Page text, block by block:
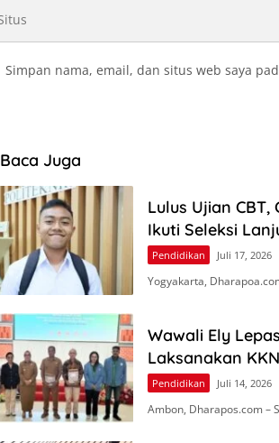
Simpan nama, email, dan situs web saya
Baca Juga
Lulus Ujian
Ikuti Seleksi
Pendidikan Juli 17, 2026
Yogyakarta,
Wawali Ely
Laksanakan
Pendidikan Juli 14, 2026
Ambon, Dharapos.com –